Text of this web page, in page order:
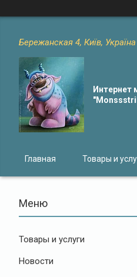
Бережанская 4, Київ, Україна
Главная Товары и
Товары и услуги
Новости